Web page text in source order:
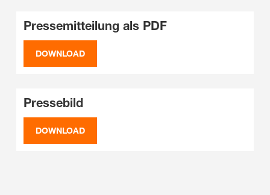
Pressemitteilung als PDF
DOWNLOAD
Pressebild
DOWNLOAD